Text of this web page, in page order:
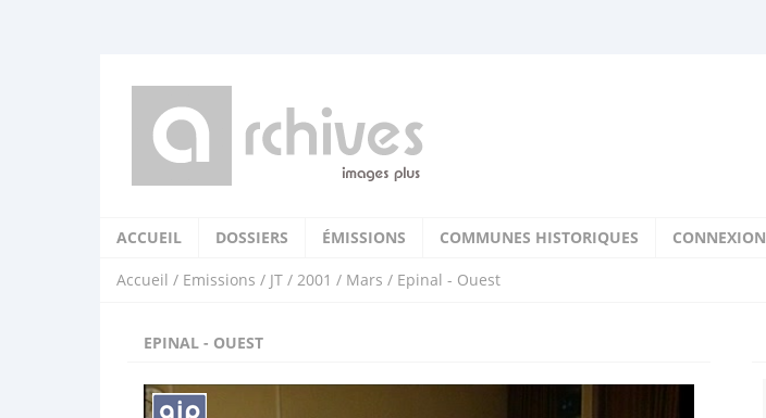
ACCUEIL DOSSIERS ÉMISSIONS COMMUNES HISTORIQUES CONNEXION
Accueil / Emissions / JT / 2001 / Mars / Epinal - Ouest
EPINAL - OUEST